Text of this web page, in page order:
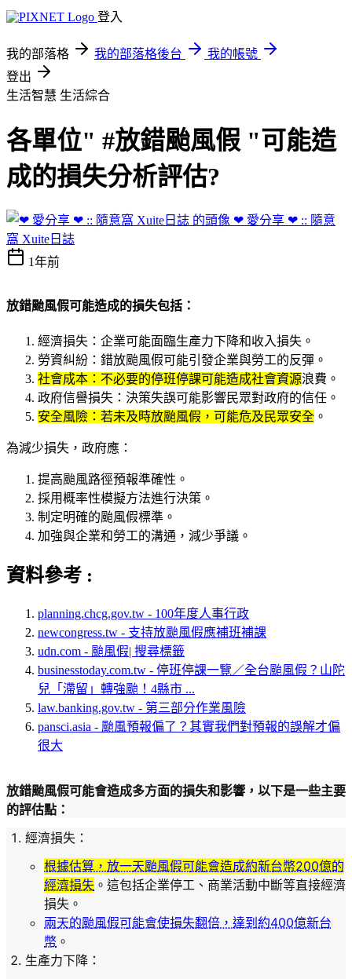
登入
我的部落格 我的部落格後台
我的帳號
登出
生活智慧 生活綜合
各單位" #放錯颱風假 "可能造
成的損失分析評估?
❤ 愛分享 ❤ :: 隨意
窩 Xuite日誌
1年前
放錯颱風假可能造成的損失包括：
經濟損失：企業可能面臨生產力下降和收入損失。
勞資糾紛：錯放颱風假可能引發企業與勞工的反彈。
社會成本：不必要的停班停課可能造成社會資源浪費。
政府信譽損失：決策失誤可能影響民眾對政府的信任。
安全風險：若未及時放颱風假，可能危及民眾安全 。
為減少損失，政府應：
提高颱風路徑預報準確性。
採用概率性模擬方法進行決策。
制定明確的颱風假標準。
加強與企業和勞工的溝通，減少爭議。
資料參考 :
planning.chcg.gov.tw - 100年度人事行政
newcongress.tw - 支持放颱風假應補班補課
udn.com - 颱風假| 搜尋標籤
businesstoday.com.tw - 停班停課一覽／全台颱風假？山陀
兒「滯留」轉強颱！4縣市 ...
law.banking.gov.tw - 第三部分作業風險
pansci.asia - 颱風預報偏了？其實我們對預報的誤解才偏
很大
放錯颱風假可能會造成多方面的損失和影響，以下是一些主要
的評估點：
經濟損失 ：
根據估算，放一天颱風假可能會造成約新台幣200億的
經濟損失 。這包括企業停工、商業活動中斷等直接經濟
損失。
兩天的颱風假可能會使損失翻倍，達到約400億新台
幣 。
生產力下降 ：